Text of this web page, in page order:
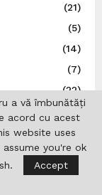
(21)
(5)
(14)
(7)
(22)
(1)
(3)
(9)
(167)
a vă îmbunătăți
acord cu acest
website uses
you're ok
Accept